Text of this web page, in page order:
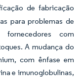
de fabricação
para problemas de
com
A mudança do
com ênfase em
e imunoglobulinas,